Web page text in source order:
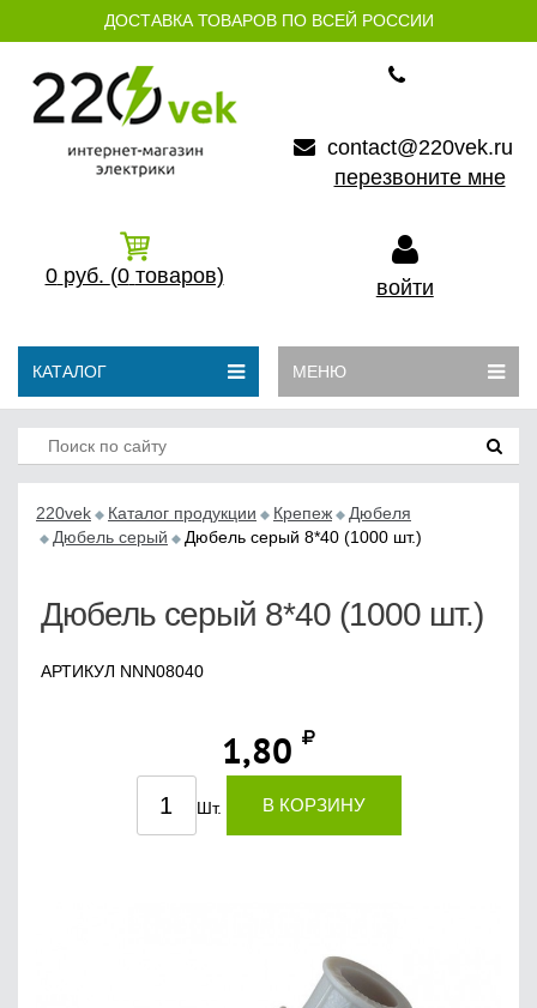
ДОСТАВКА ТОВАРОВ ПО ВСЕЙ РОССИИ
contact@220vek.ru
перезвоните мне
0 руб. (0 товаров) войти
КАТАЛОГ МЕНЮ
220vek Каталог продукции Крепеж
Дюбеля
Дюбель серый
Дюбель серый 8*40 (1000 шт.)
Дюбель серый 8*40 (1000 шт.)
АРТИКУЛ NNN08040
1,80
Шт. В КОРЗИНУ